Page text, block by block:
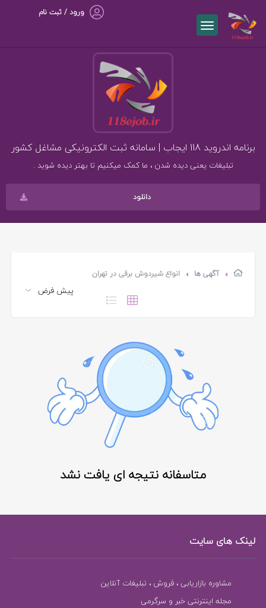
ورود / ثبت نام
برنامه اندروید 118 ایجاب | سامانه ثبت الکترونیکی مشاغل کشور
تبلیغات یعنی دیده شدن ، ما کمک میکنیم تا بهتر دیده شوید .
دانلود
آگهی ها انواع شیردوش برقی در تهران
متاسفانه نتیجه ای یافت نشد
لینک های سایت
مشاوره بازاریابی ، فروش ، تبلیغات آنلاین
مجله اینترنتی خبر و سرگرمی